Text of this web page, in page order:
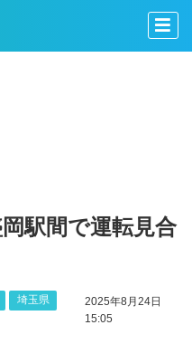
駅間で運転見合
埼玉県
2025年8月24日
15:05